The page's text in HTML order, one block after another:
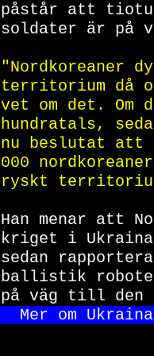
påstår att
soldater är
territorium då
vet om det. Om
hundratals,
nu beslutat att
000
ryskt
Han menar
kriget i
sedan
ballistik
på väg till
Mer om